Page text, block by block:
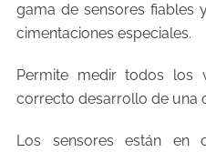
gama de sensores fiables
cimentaciones especiales.
Permite medir todos los
correcto desarrollo de una
Los sensores están en